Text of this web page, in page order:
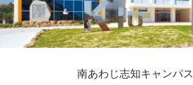
南あわじ志知キャンパス